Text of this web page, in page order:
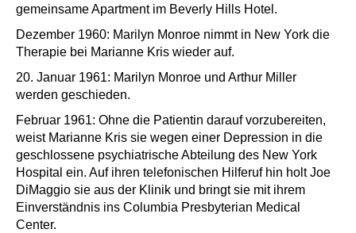
gemeinsame Apartment im Beverly Hills Hotel.
Dezember 1960: Marilyn Monroe nimmt in New York die
Therapie bei Marianne Kris wieder auf.
20. Januar 1961: Marilyn Monroe und Arthur Miller
werden geschieden.
Februar 1961: Ohne die Patientin darauf vorzubereiten,
weist Marianne Kris sie wegen einer Depression in die
geschlossene psychiatrische Abteilung des New York
Hospital ein. Auf ihren telefonischen Hilferuf hin holt Joe
DiMaggio sie aus der Klinik und bringt sie mit ihrem
Einverständnis ins Columbia Presbyterian Medical
Center.